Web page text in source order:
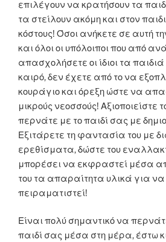
επιλέγουν να κρατήσουν τα
τα στείλουν ακόμη και στον
κόστους! Όσοι ανήκετε σε αυτή
και όλοι οι υπόλοιποι που από
απασχολήσετε οι ίδιοι τα
καιρό, δεν έχετε από το να
κουράγιο και όρεξη ώστε να
μικρούς νεοσσούς! Αξιοποιείστε
περνάτε με το παιδί σας με
Εξιτάρετε τη φαντασία του με
ερεθίσματα, δώστε του
μπορέσει να εκφραστεί μέσα
του τα απαραίτητα υλικά για
πειραματιστεί!
Είναι πολύ σημαντικό να
παιδί σας μέσα στη μέρα, έστω